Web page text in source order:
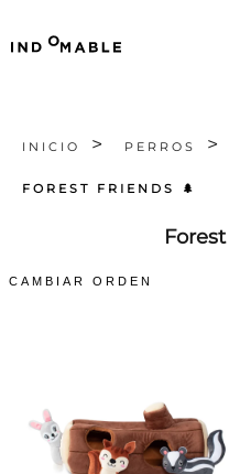
INICIO PERROS
FOREST FRIENDS 🌲